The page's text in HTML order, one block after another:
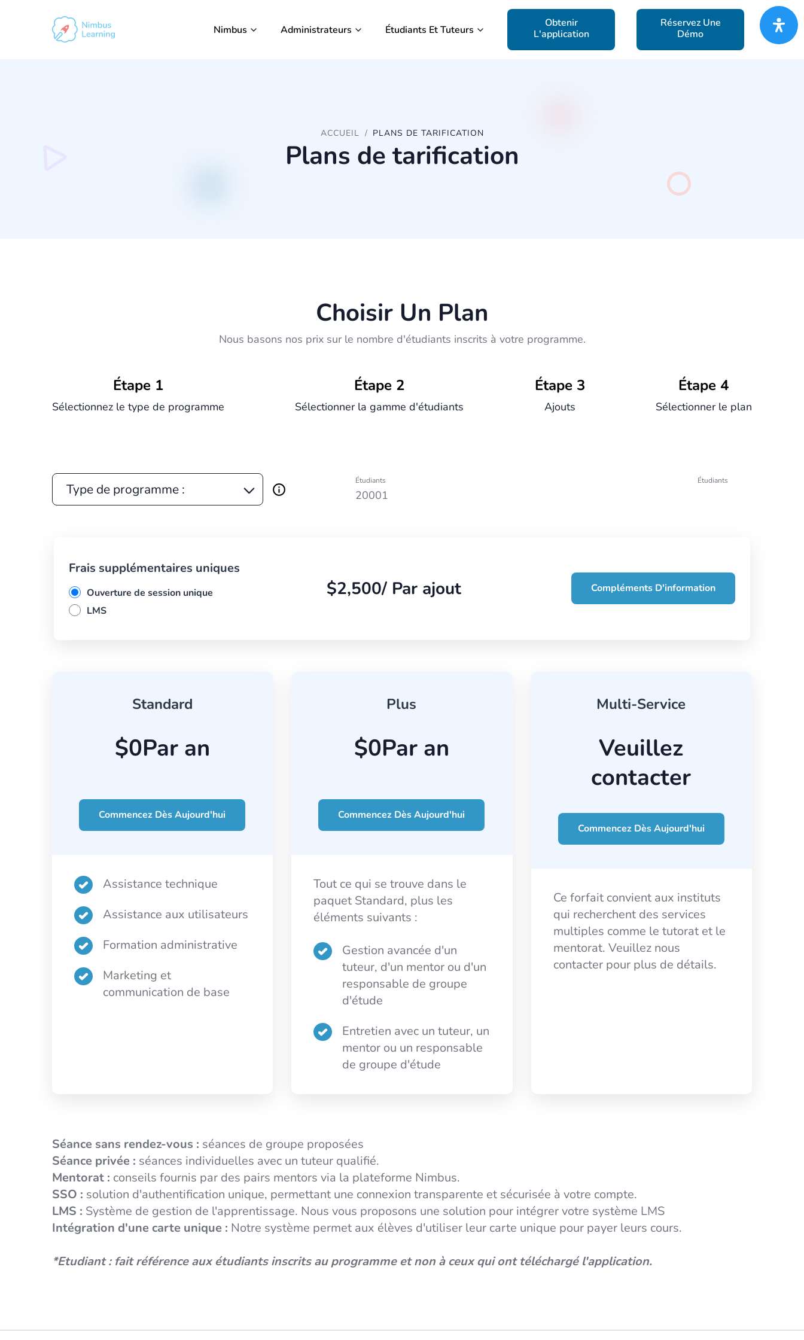
Nimbus Administrateurs Étudiants Et Tuteurs
Obtenir
L'application
Réservez Une
Démo
ACCUEIL PLANS DE TARIFICATION
Plans de tarification
Choisir Un Plan
Nous basons nos prix sur le nombre d'étudiants inscrits à votre programme.
Étape 1
Sélectionnez le type de programme
Étape 2
Sélectionner la gamme d'étudiants
Étape 3
Ajouts
Étape 4
Sélectionner le plan
Étudiants Étudiants
20001
Frais supplémentaires uniques
Ouverture de session unique
LMS
$2,500/ Par ajout Compléments D'information
Standard
$0Par an
Commencez Dès Aujourd'hui
Assistance technique
Assistance aux utilisateurs
Formation administrative
Marketing et
communication de base
Plus
$0Par an
Commencez Dès Aujourd'hui
Tout ce qui se trouve dans le
paquet Standard, plus les
éléments suivants :
Gestion avancée d'un
tuteur, d'un mentor ou d'un
responsable de groupe
d'étude
Entretien avec un tuteur, un
mentor ou un responsable
de groupe d'étude
Multi-Service
Veuillez
contacter
Commencez Dès Aujourd'hui
Ce forfait convient aux instituts
qui recherchent des services
multiples comme le tutorat et le
mentorat. Veuillez nous
contacter pour plus de détails.
Séance sans rendez-vous : séances de groupe proposées
Séance privée : séances individuelles avec un tuteur qualifié.
Mentorat : conseils fournis par des pairs mentors via la plateforme Nimbus.
SSO : solution d'authentification unique, permettant une connexion transparente et sécurisée à votre compte.
LMS : Système de gestion de l'apprentissage. Nous vous proposons une solution pour intégrer votre système LMS
Intégration d'une carte unique : Notre système permet aux élèves d'utiliser leur carte unique pour payer leurs cours.
*Etudiant :fait référence aux étudiants inscrits au programme et non à ceux qui ont téléchargé l'application.